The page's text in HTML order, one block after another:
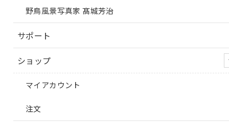
野鳥風景写真家 髙城芳治
サポート
ショップ
マイアカウント
注文